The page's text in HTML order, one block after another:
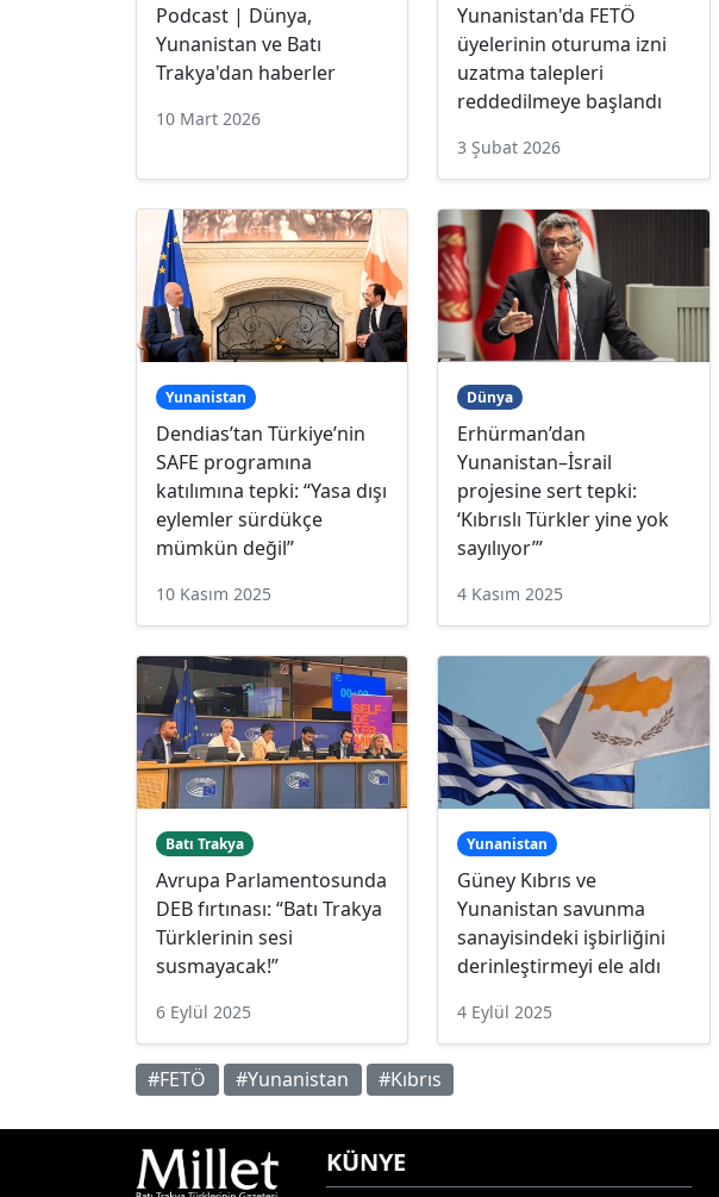
Podcast | Dünya,
Yunanistan ve Batı
Trakya'dan haberler
10 Mart 2026
Yunanistan'da FETÖ
üyelerinin oturuma izni
uzatma talepleri
reddedilmeye başlandı
3 Şubat 2026
Yunanistan
Dendias’tan Türkiye’nin
SAFE programına
katılımına tepki: “Yasa dışı
eylemler sürdükçe
mümkün değil”
10 Kasım 2025
Dünya
Erhürman’dan
Yunanistan–İsrail
projesine sert tepki:
‘Kıbrıslı Türkler yine yok
sayılıyor’”
4 Kasım 2025
Batı Trakya
Avrupa Parlamentosunda
DEB fırtınası: “Batı Trakya
Türklerinin sesi
susmayacak!”
6 Eylül 2025
Yunanistan
Güney Kıbrıs ve
Yunanistan savunma
sanayisindeki işbirliğini
derinleştirmeyi ele aldı
4 Eylül 2025
#FETÖ #Yunanistan #Kıbrıs
KÜNYE